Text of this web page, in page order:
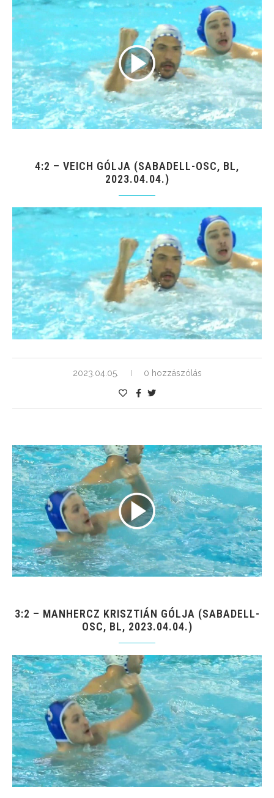
4:2 – VEICH GÓLJA (SABADELL-OSC, BL,
2023.04.04.)
2023.04.05. 0 hozzászólás
3:2 – MANHERCZ KRISZTIÁN GÓLJA (SABADELL-
OSC, BL, 2023.04.04.)